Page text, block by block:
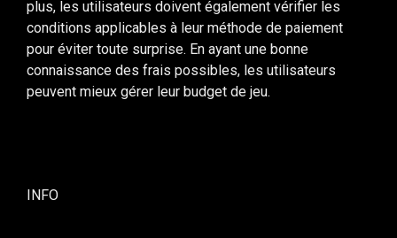
plus, les utilisateurs doivent également vérifier les
conditions applicables à leur méthode de paiement
pour éviter toute surprise. En ayant une bonne
connaissance des frais possibles, les utilisateurs
peuvent mieux gérer leur budget de jeu.
INFO